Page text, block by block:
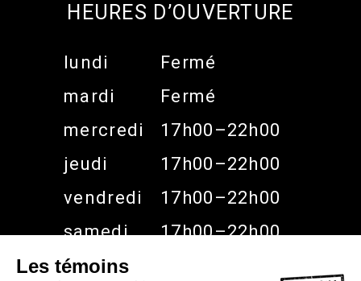
HEURES D’OUVERTURE
lundi
Fermé
mardi
Fermé
mercredi
17h00–22h00
jeudi
17h00–22h00
vendredi
17h00–22h00
samedi
17h00–22h00
dimanche